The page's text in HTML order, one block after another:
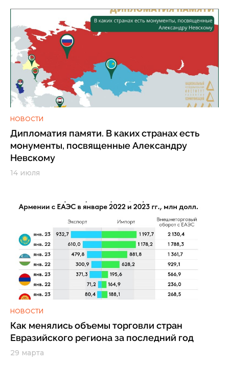
НОВОСТИ
Дипломатия памяти. В каких странах есть
монументы, посвященные Александру
Невскому
14 июля
НОВОСТИ
Как менялись объемы торговли стран
Евразийского региона за последний год
29 марта